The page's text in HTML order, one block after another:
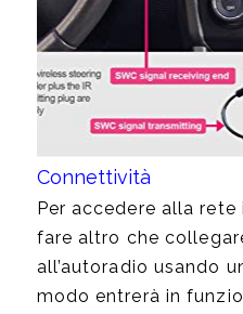
Connettività
Per accedere alla
fare altro che
all’autoradio usando
modo entrerà in